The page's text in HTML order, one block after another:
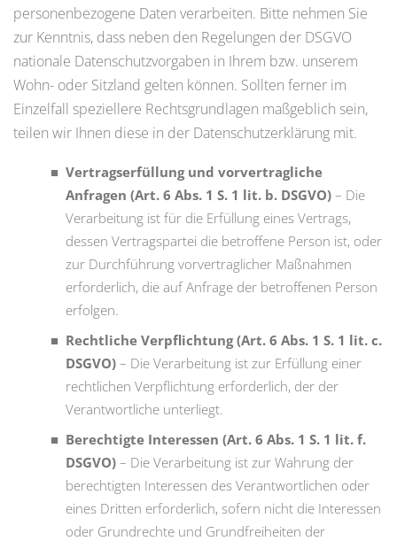
personenbezogene Daten verarbeiten. Bitte nehmen Sie
zur Kenntnis, dass neben den Regelungen der DSGVO
nationale Datenschutzvorgaben in Ihrem bzw. unserem
Wohn- oder Sitzland gelten können. Sollten ferner im
Einzelfall speziellere Rechtsgrundlagen maßgeblich sein,
teilen wir Ihnen diese in der Datenschutzerklärung mit.
Vertragserfüllung und vorvertragliche
Anfragen (Art. 6 Abs. 1 S. 1 lit. b. DSGVO)– Die
Verarbeitung ist für die Erfüllung eines Vertrags,
dessen Vertragspartei die betroffene Person ist, oder
zur Durchführung vorvertraglicher Maßnahmen
erforderlich, die auf Anfrage der betroffenen Person
erfolgen.
Rechtliche Verpflichtung (Art. 6 Abs. 1 S. 1 lit. c.
DSGVO)– Die Verarbeitung ist zur Erfüllung einer
rechtlichen Verpflichtung erforderlich, der der
Verantwortliche unterliegt.
Berechtigte Interessen (Art. 6 Abs. 1 S. 1 lit. f.
DSGVO)– Die Verarbeitung ist zur Wahrung der
berechtigten Interessen des Verantwortlichen oder
eines Dritten erforderlich, sofern nicht die Interessen
oder Grundrechte und Grundfreiheiten der